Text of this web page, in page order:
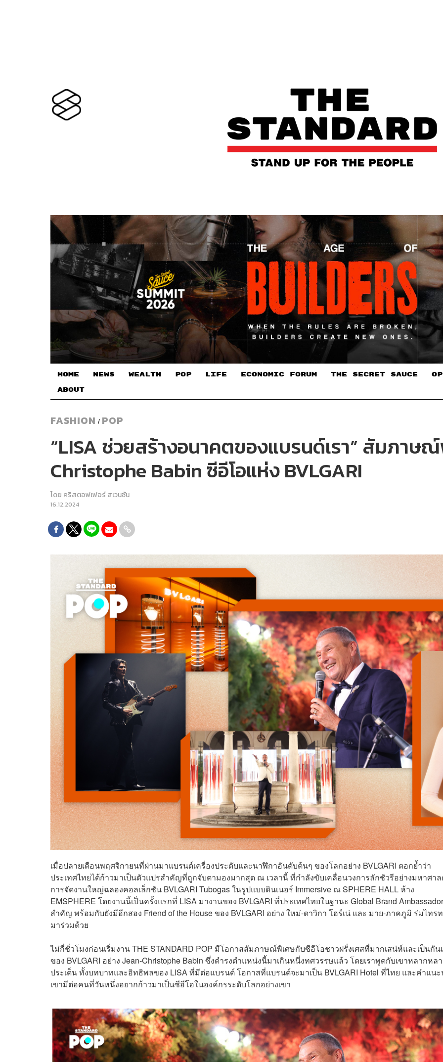
HOME NEWS WEALTH POP LIFE ECONOMIC FORUM THE SECRET SAUCE​
ABOUT
FASHION / POP
“LISA ช่วยสร้างอนาคตของแบรนด์เรา” สัมภาษ
Christophe Babin ซีอีโอแห่ง BVLGARI
โดย คริสตอฟเฟอร์ สเวนซัน
16.12.2024
เมื่อปลายเดือนพฤศจิกายนที่ผ่านมาแบรนด์เครื่องประดับและนาฬิกาอันดับต้นๆ ของโลกอย่าง BVLGARI ตอกย้ำว่า
ประเทศไทยได้ก้าวมาเป็นตัวแปรสำคัญที่ถูกจับตามองมากสุด ณ เวลานี้ ที่กำลังขับเคลื่อนวงการลักชัวรีอย่างมหาศา
การจัดงานใหญ่ฉลองคอลเล็กชัน BVLGARI Tubogas ในรูปแบบดินเนอร์ Immersive ณ SPHERE HALL ห้าง
EMSPHERE โดยงานนี้เป็นครั้งแรกที่ LISA มางานของ BVLGARI ที่ประเทศไทยในฐานะ Global Brand
สำคัญ พร้อมกับยังมีอีกสอง Friend of the House ของ BVLGARI อย่าง ใหม่-ดาวิกา โฮร์เน่ และ มาย-ภาคภูมิ ร่มไทร
มาร่วมด้วย
ไม่กี่ชั่วโมงก่อนเริ่มงาน THE STANDARD POP มีโอกาสสัมภาษณ์พิเศษกับซีอีโอชาวฝรั่งเศสที่มากเสน่ห์และเป็นกัน
ของ BVLGARI อย่าง Jean-Christophe Babin ซึ่งดำรงตำแหน่งนี้มาเกินหนึ่งทศวรรษแล้ว โดยเราพูดกับเขาหลากหล
ประเด็น ทั้งบทบาทและอิทธิพลของ LISA ที่มีต่อแบรนด์ โอกาสที่แบรนด์จะมาเป็น BVLGARI Hotel ที่ไทย และคำแน
เขามีต่อคนที่วันหนึ่งอยากก้าวมาเป็นซีอีโอในองค์กรระดับโลกอย่างเขา